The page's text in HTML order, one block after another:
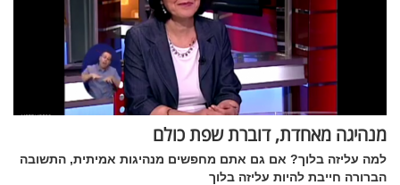
מנהיגה מאחדת, דוברת שפת כולם
למה עליזה בלוך? אם גם אתם מחפשים מנהיגות אמיתית, התשובה
הברורה חייבת להיות עליזה בלוך